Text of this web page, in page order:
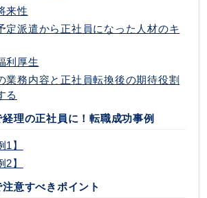
来性
派遣から正社員になった人材のキ
利厚生
務内容と正社員転換後の期待役割
る
理の正社員に！転職成功事例
1】
2】
意すべきポイント